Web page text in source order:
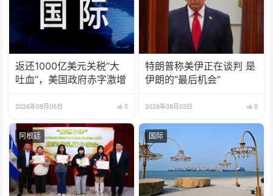
返还1000亿美元关税“大
吐血”，美国政府赤字激增
2026年08月05日 0
特朗普称美伊正在谈判 是
伊朗的“最后机会”
2026年08月03日 0
阿根廷 国际